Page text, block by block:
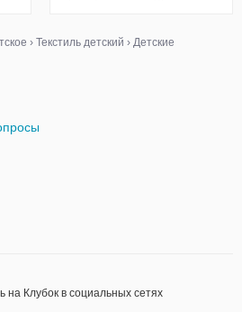
› Текстиль детский › Детские
на Клубок в социальных сетях